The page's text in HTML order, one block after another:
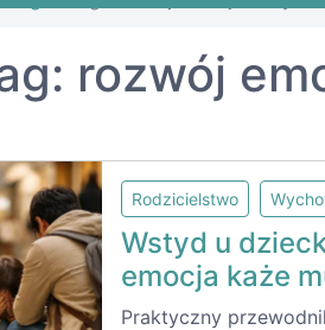
rozwój
Rodzicielstwo
Wstyd u
emocja każe
Praktyczny